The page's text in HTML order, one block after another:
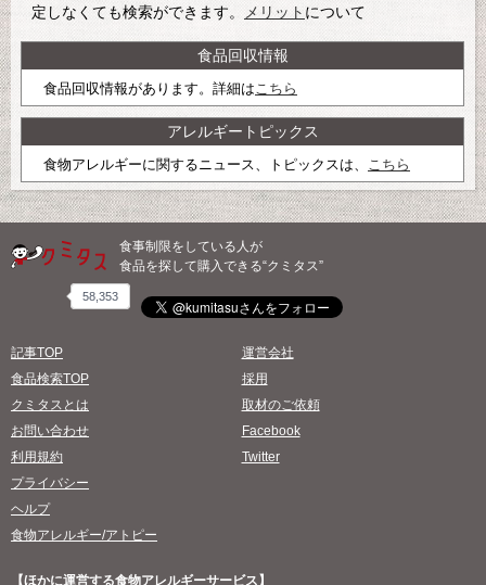
定しなくても検索ができます。
メリット について
食品回収情報
食品回収情報があります。詳細はこちら
アレルギートピックス
食物アレルギーに関するニュース、トピックスは、 こちら
食事制限をしている人が
食品を探して購入できる“クミタス”
58,353
記事TOP
食品検索TOP
クミタスとは
お問い合わせ
利用規約
プライバシー
ヘルプ
食物アレルギー/アトピー
運営会社
採用
取材のご依頼
Facebook
Twitter
【ほかに運営する食物アレルギーサービス】